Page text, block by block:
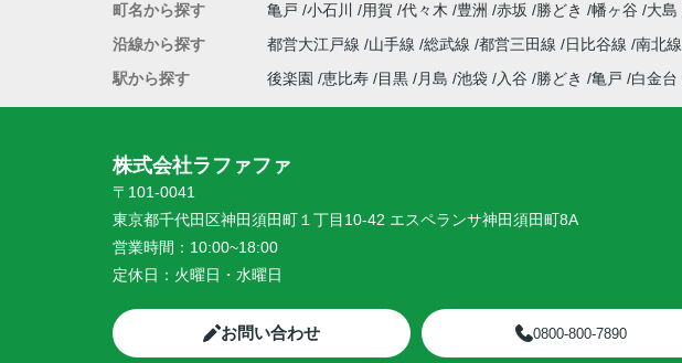
町名から探す
亀戸 小石川 用賀 代々木 豊洲 赤坂 勝どき 幡ヶ谷 大島
沿線から探す
都営大江戸線 山手線 総武線 都営三田線 日比谷線 南北線
駅から探す
後楽園 恵比寿 目黒 月島 池袋 入谷 勝どき 亀戸 白金台
株式会社ラファファ
〒101-0041
東京都千代田区神田須田町１丁目10-42 エスペランサ神田須田町8A
営業時間： 10:00~18:00
定休日： 火曜日・水曜日
お問い合わせ 0800-800-7890